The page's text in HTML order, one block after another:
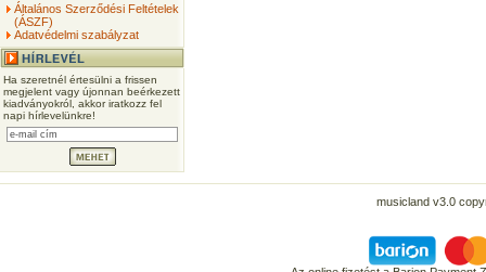
Általános Szerződési Feltételek
(ÁSZF)
Adatvédelmi szabályzat
Ha szeretnél értesülni a frissen
megjelent vagy újonnan beérkezett
kiadványokról, akkor iratkozz fel
napi hírlevelünkre!
musicland v3.0